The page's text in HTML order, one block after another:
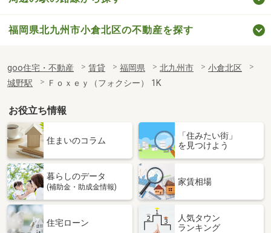
福岡県北九州市小倉北区の不動産を探す
goo住宅・不動産 賃貸 福岡県 北九州市
小倉北区
城野駅
Ｆｏｘｅｙ（フォクシー） 1K
お役立ち情報
住まいのコラム
「住みたい街」
を見つけよう
暮らしのデータ
(補助金・助成金情報)
家賃相場
住宅ローン
人気タウン
ランキング